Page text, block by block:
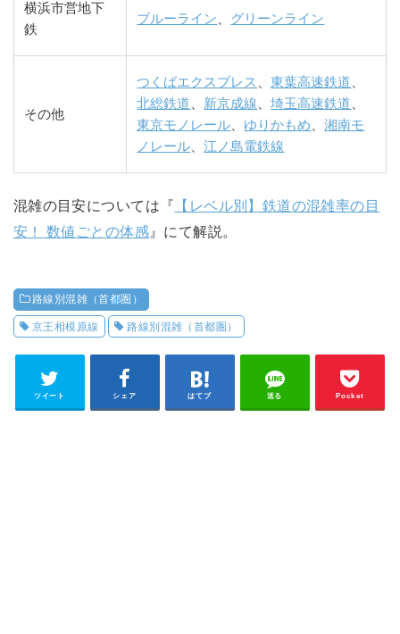
横浜市営地下
鉄
ブルーライン、 グリーンライン
その他
つくばエクスプレス 、東葉高速鉄道、
北総鉄道、 新京成線、埼玉高速鉄道、
東京モノレール、 ゆりかもめ、湘南モ
ノレール、江ノ島電鉄線
混雑の目安については『 【レベル別】鉄道の混雑率の目
安！ 数値ごとの体感』にて解説。
路線別混雑（首都圏）
京王相模原線 路線別混雑（首都圏）
ツイート シェア はてブ 送る Pocket